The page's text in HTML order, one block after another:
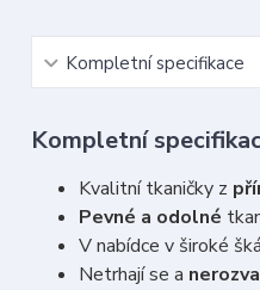
Kompletní specifikace
Kompletní
Kvalitní tkaničky z
Pevné a odolné
V nabídce v široké
Netrhají se a